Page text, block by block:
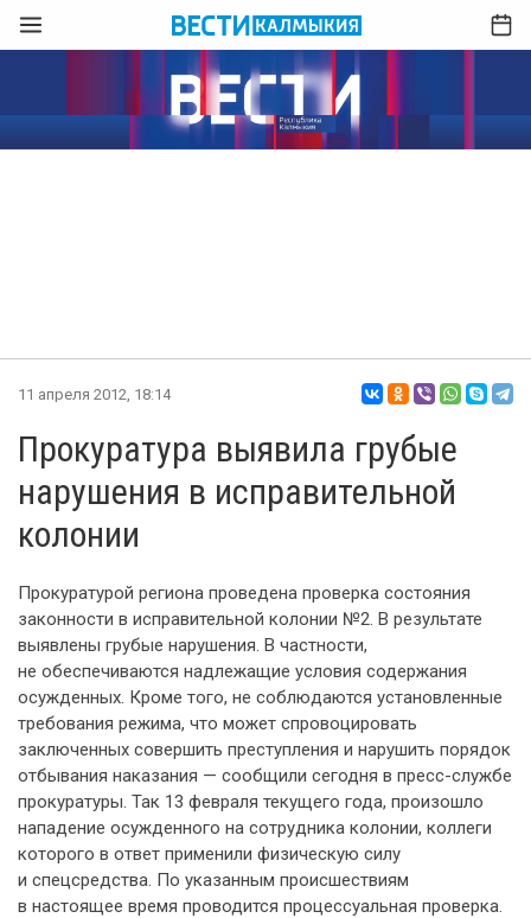
11 апреля 2012, 18:14
Прокуратура выявила грубые
нарушения в исправительной
колонии
Прокуратурой региона проведена проверка состояния
законности в исправительной колонии №2. В результате
выявлены грубые нарушения. В частности,
не обеспечиваются надлежащие условия содержания
осужденных. Кроме того, не соблюдаются установленные
требования режима, что может спровоцировать
заключенных совершить преступления и нарушить порядок
отбывания наказания — сообщили сегодня в пресс-службе
прокуратуры. Так 13 февраля текущего года, произошло
нападение осужденного на сотрудника колонии, коллеги
которого в ответ применили физическую силу
и спецсредства. По указанным происшествиям
в настоящее время проводится процессуальная проверка.